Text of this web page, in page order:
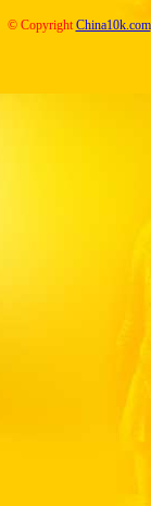
© Copyright China10k.com